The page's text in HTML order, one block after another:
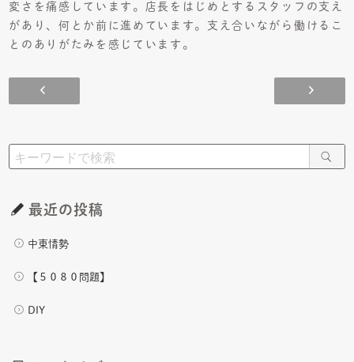
変さを痛感しています。店長をはじめとするスタッフの支え
があり、何とか前に進めています。支え合いながら働けるこ
とのありがたみを感じています。
最近の投稿
中東情勢
【５０８０問題】
DIY